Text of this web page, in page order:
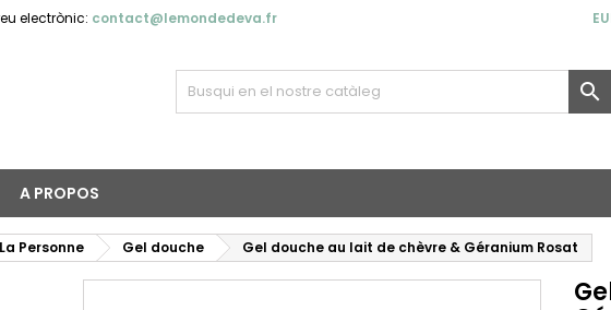
electrònic: contact@lemondedeva.fr

A PROPOS
La Personne Gel douche Gel douche au lait de chèvre & Géranium Rosat